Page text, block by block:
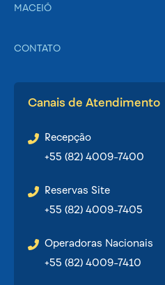
MACEIÓ
CONTATO
Canais de Atendimento
Recepção
+55 (82) 4009-7400
Reservas Site
+55 (82) 4009-7405
Operadoras Nacionais
+55 (82) 4009-7410